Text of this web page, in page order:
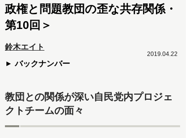
政権と問題教団の歪な共存関係・
第10回＞
鈴木エイト
バックナンバー
2019.04.22
教団との関係が深い自民党内プロジェ
クトチームの面々